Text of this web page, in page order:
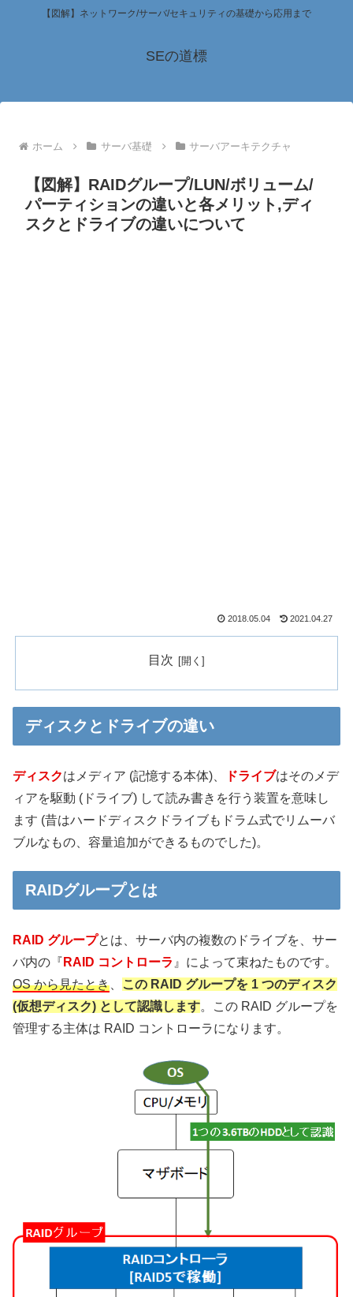
【図解】ネットワーク/サーバ/セキュリティの基礎から応用まで
SEの道標
ホーム サーバ基礎 サーバアーキテクチャ
【図解】RAIDグループ/LUN/ボリューム/
パーティションの違いと各メリット,ディ
スクとドライブの違いについて
2018.05.04 2021.04.27
目次
ディスクとドライブの違い
ディスクはメディア (記憶する本体)、 ドライブはそのメデ
ィアを駆動 (ドライブ) して読み書きを行う装置を意味し
ます (昔はハードディスクドライブもドラム式でリムーバ
ブルなもの、容量追加ができるものでした)。
RAIDグループとは
RAID グループとは、サーバ内の複数のドライブを、サー
バ内の『 RAID コントローラ 』によって束ねたものです。
OS から見たとき
この RAID グループを 1 つのディスク
(仮想ディスク) として認識します。この RAID グループを
管理する主体は RAID コントローラになります。